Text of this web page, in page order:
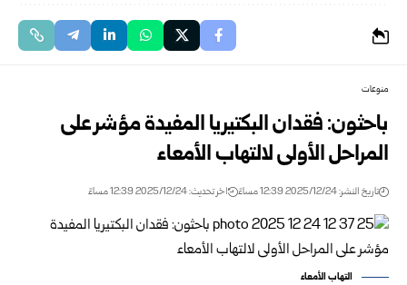
منوعات
باحثون: فقدان البكتيريا المفيدة مؤشر على
المراحل الأولى لالتهاب الأمعاء
تاريخ النشر: 2025/12/24 12:39 مساءً اخر تحديث: 2025/12/24 12:39 مساءً
التهاب الأمعاء